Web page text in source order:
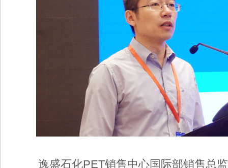
逸盛石化PET销售中心国际部销售总监